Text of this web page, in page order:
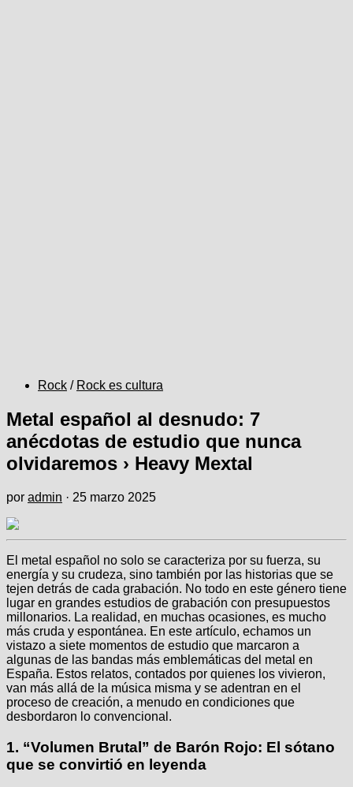
Rock / Rock es cultura
Metal español al desnudo: 7
anécdotas de estudio que nunca
olvidaremos › Heavy Mextal
por admin · 25 marzo 2025
El metal español no solo se caracteriza por su fuerza, su
energía y su crudeza, sino también por las historias que se
tejen detrás de cada grabación. No todo en este género tiene
lugar en grandes estudios de grabación con presupuestos
millonarios. La realidad, en muchas ocasiones, es mucho
más cruda y espontánea. En este artículo, echamos un
vistazo a siete momentos de estudio que marcaron a
algunas de las bandas más emblemáticas del metal en
España. Estos relatos, contados por quienes los vivieron,
van más allá de la música misma y se adentran en el
proceso de creación, a menudo en condiciones que
desbordaron lo convencional.
1. “Volumen Brutal” de Barón Rojo: El sótano
que se convirtió en leyenda